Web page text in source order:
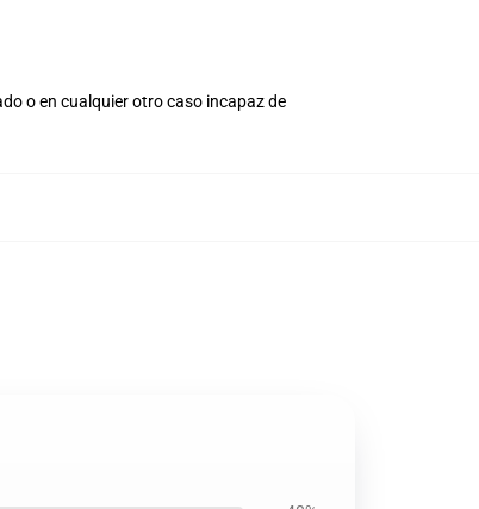
o en cualquier otro caso incapaz de